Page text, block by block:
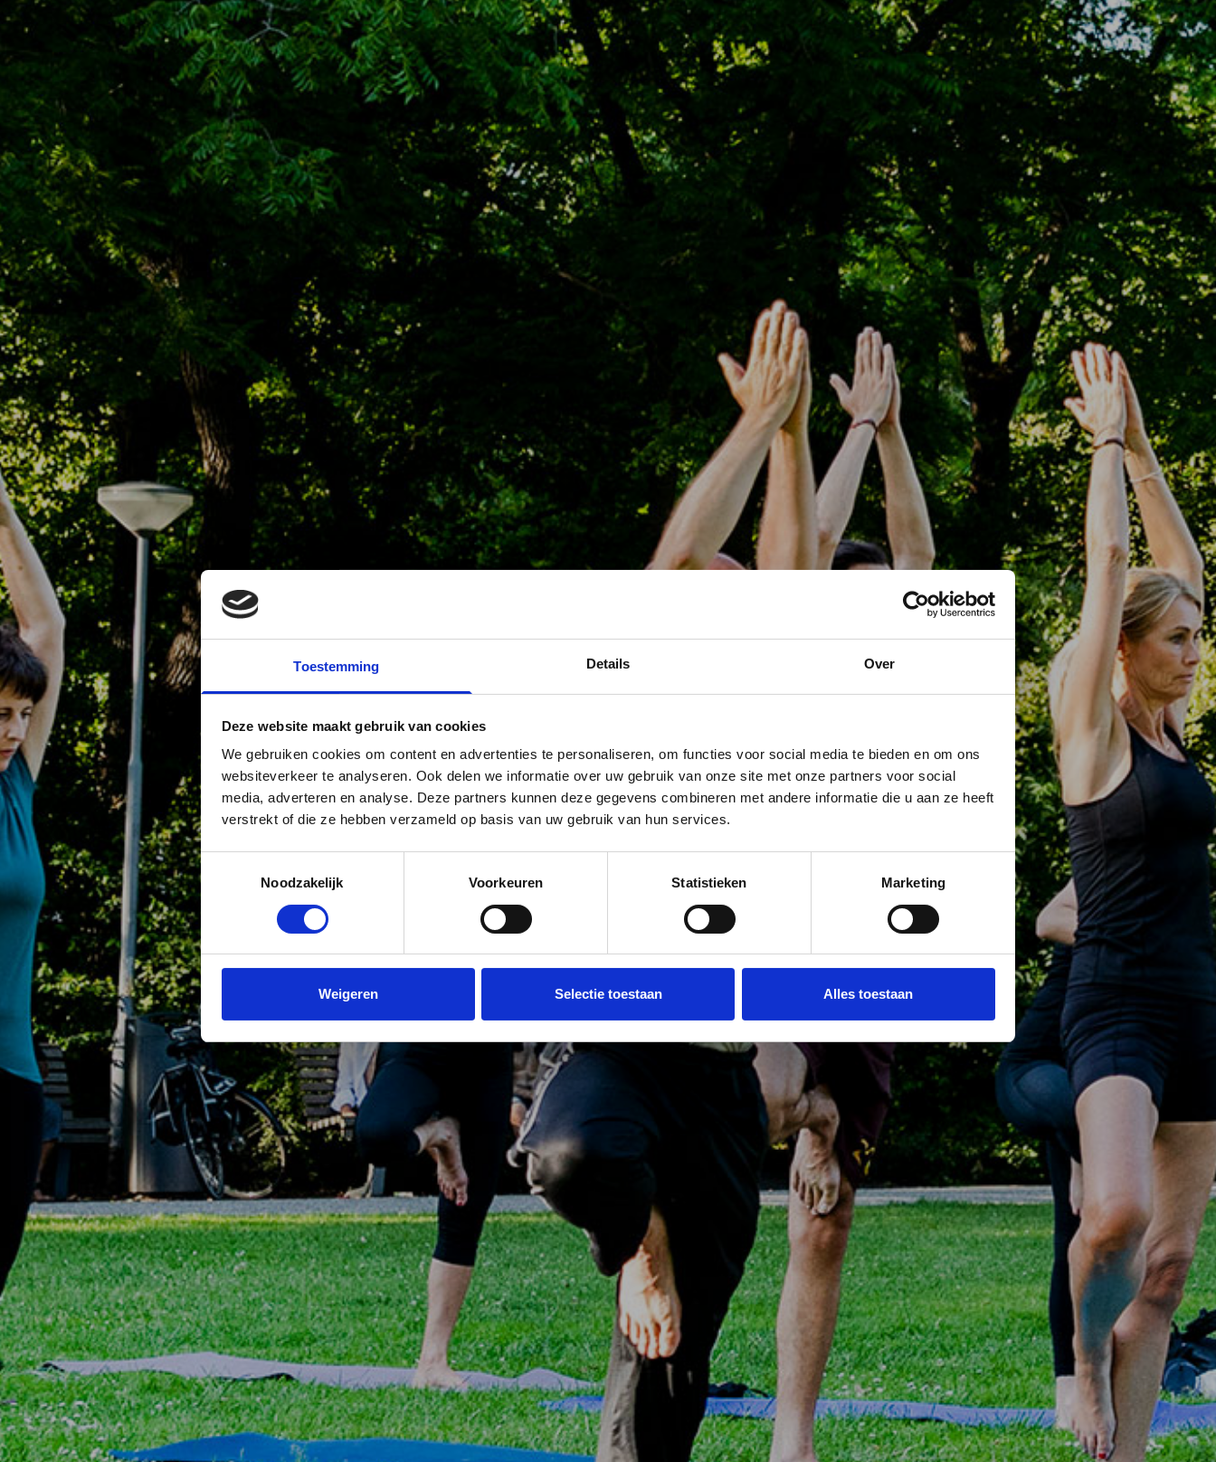
Toestemming Details Over
Deze website maakt gebruik van cookies
We gebruiken cookies om content en advertenties te personaliseren, om functies voor social media te bieden en om ons
websiteverkeer te analyseren. Ook delen we informatie over uw gebruik van onze site met onze partners voor social
media, adverteren en analyse. Deze partners kunnen deze gegevens combineren met andere informatie die u aan ze heeft
verstrekt of die ze hebben verzameld op basis van uw gebruik van hun services.
Toestemmingsselectie
Noodzakelijk
Voorkeuren Statistieken Marketing
Weigeren Selectie toestaan Alles toestaan